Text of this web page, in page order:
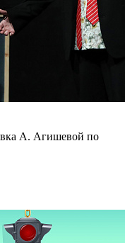
А. Агишевой по